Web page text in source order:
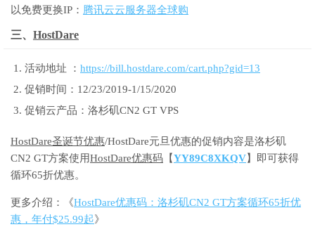
以免费更换IP： 腾讯云云服务器全球购
三、 HostDare
活动地址 ： https://bill.hostdare.com/cart.php?gid=13
促销时间：12/23/2019-1/15/2020
促销云产品：洛杉矶CN2 GT VPS
HostDare圣诞节优惠/HostDare元旦优惠的促销内容是洛杉矶
CN2 GT方案使用HostDare优惠码 【YY89C8XKQV】即可获得
循环65折优惠。
更多介绍：《HostDare优惠码：洛杉矶CN2 GT方案循环65折优
惠，年付$25.99起》